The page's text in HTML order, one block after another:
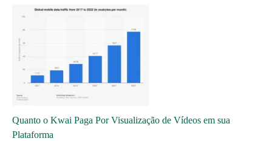
Quanto o Kwai Paga Por Visualização de Vídeos em sua
Plataforma